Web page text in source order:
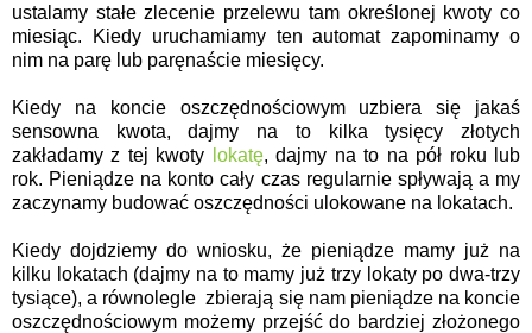
ustalamy stałe zlecenie przelewu tam określonej kwoty co
miesiąc. Kiedy uruchamiamy ten automat zapominamy o
nim na parę lub paręnaście miesięcy.
Kiedy na koncie oszczędnościowym uzbiera się jakaś
sensowna kwota, dajmy na to kilka tysięcy złotych
zakładamy z tej kwoty
lokatę, dajmy na to na pół roku lub
rok. Pieniądze na konto cały czas regularnie spływają a my
zaczynamy budować oszczędności ulokowane na lokatach.
Kiedy dojdziemy do wniosku, że pieniądze mamy już na
kilku lokatach (dajmy na to mamy już trzy lokaty po dwa-trzy
tysiące), a równolegle zbierają się nam pieniądze na koncie
oszczędnościowym możemy przejść do bardziej złożonego